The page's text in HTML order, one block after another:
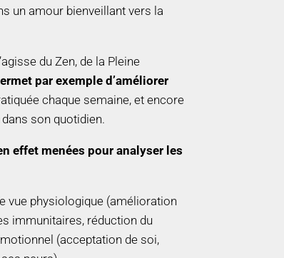
un amour bienveillant vers la
du Zen, de la Pleine
par exemple d’améliorer
chaque semaine, et encore
son quotidien.
effet menées pour analyser les
vue physiologique (amélioration
immunitaires, réduction du
(acceptation de soi,